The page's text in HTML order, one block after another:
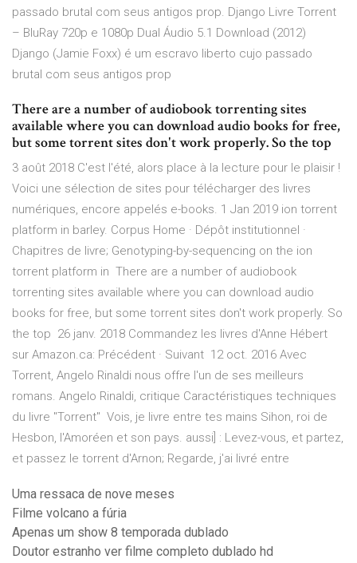
passado brutal com seus antigos prop. Django Livre Torrent
– BluRay 720p e 1080p Dual Áudio 5.1 Download (2012)
Django (Jamie Foxx) é um escravo liberto cujo passado
brutal com seus antigos prop
There are a number of audiobook torrenting sites
available where you can download audio books for free,
but some torrent sites don't work properly. So the top
3 août 2018 C'est l'été, alors place à la lecture pour le plaisir !
Voici une sélection de sites pour télécharger des livres
numériques, encore appelés e-books. 1 Jan 2019 ion torrent
platform in barley. Corpus Home · Dépôt institutionnel ·
Chapitres de livre; Genotyping-by-sequencing on the ion
torrent platform in There are a number of audiobook
torrenting sites available where you can download audio
books for free, but some torrent sites don't work properly. So
the top 26 janv. 2018 Commandez les livres d'Anne Hébert
sur Amazon.ca: Précédent · Suivant 12 oct. 2016 Avec
Torrent, Angelo Rinaldi nous offre l'un de ses meilleurs
romans. Angelo Rinaldi, critique Caractéristiques techniques
du livre "Torrent" Vois, je livre entre tes mains Sihon, roi de
Hesbon, l'Amoréen et son pays. aussi] : Levez-vous, et partez,
et passez le torrent d'Arnon; Regarde, j'ai livré entre
Uma ressaca de nove meses
Filme volcano a fúria
Apenas um show 8 temporada dublado
Doutor estranho ver filme completo dublado hd